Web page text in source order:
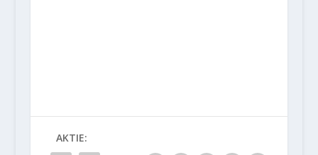
AKTIE: